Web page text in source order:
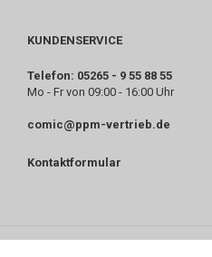
KUNDENSERVICE
Telefon: 05265 - 9 55 88 55
Mo - Fr von 09:00 - 16:00 Uhr
comic@ppm-vertrieb.de
Kontaktformular